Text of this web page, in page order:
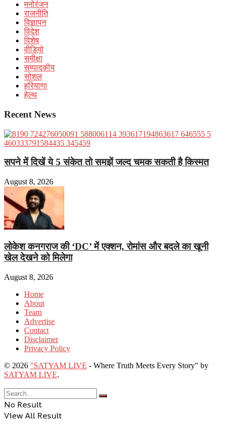
मनोरंजन
राजनीति
विज्ञापन
विदेश
विशेष
वीडियो
समीक्षा
सम्पादकीय
सोशल
हरियाणा
हेल्थ
Recent News
सपने में दिखें ये 5 संकेत तो समझें जल्द चमक सकती है किस्मत
August 8, 2026
लोकेश कनगराज की ‘DC’ में एक्शन, रोमांस और बदले का खूनी
खेल देखने को मिलेगा
August 8, 2026
Home
About
Team
Advertise
Contact
Disclaimer
Privacy Policy
© 2026 "SATYAM LIVE - Where Truth Meets Every Story" by
SATYAM LIVE.
No Result
View All Result